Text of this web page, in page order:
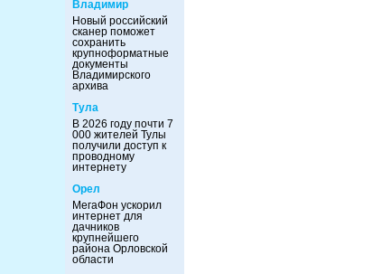
Владимир
Новый российский
сканер поможет
сохранить
крупноформатные
документы
Владимирского
архива
Тула
В 2026 году почти 7
000 жителей Тулы
получили доступ к
проводному
интернету
Орел
МегаФон ускорил
интернет для
дачников
крупнейшего
района Орловской
области